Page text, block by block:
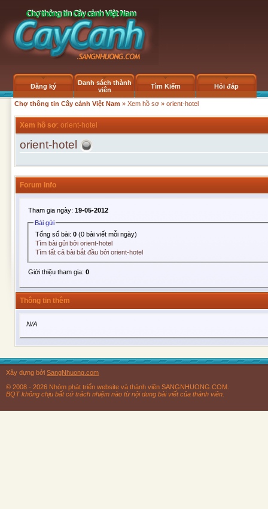
Đăng ký
Danh sách thành
viên
Tìm Kiếm Hỏi đáp
Chợ thông tin Cây cảnh Việt Nam » Xem hồ sơ » orient-hotel
Xem hồ sơ: orient-hotel
orient-hotel
Forum Info
Tham gia ngày: 19-05-2012
Bài gửi
Tổng số bài:0 (0 bài viết mỗi ngày)
Tìm bài gửi bởi orient-hotel
Tìm tất cả bài bắt đầu bởi orient-hotel
Giới thiệu tham gia: 0
Thông tin thêm
N/A
Xây dựng bởi SangNhuong.com
© 2008 - 2026 Nhóm phát triển website và thành viên SANGNHUONG.COM.
BQT không chịu bất cứ trách nhiệm nào từ nội dung bài viết của thành viên.